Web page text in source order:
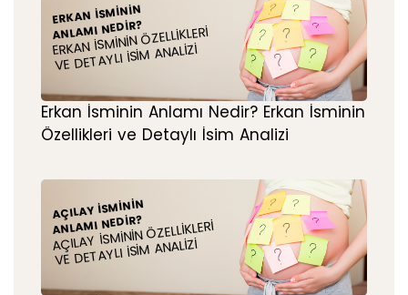
ERKAN İSMININ
ANLAMI NEDIR?
ERKAN İSMININ ÖZELLIKLERI
VE DETAYLI İSIM ANALIZI
Erkan İsminin Anlamı Nedir? Erkan İsminin
Özellikleri ve Detaylı İsim Analizi
AÇILAY İSMININ
ANLAMI NEDIR?
AÇILAY İSMININ ÖZELLIKLERI
VE DETAYLI İSIM ANALIZI